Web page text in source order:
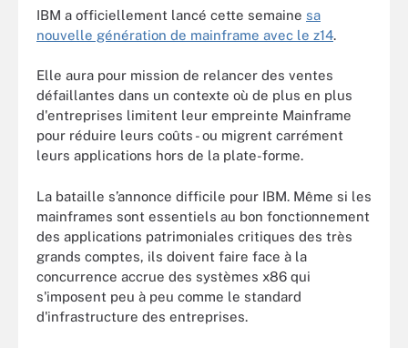
IBM a officiellement lancé cette semaine sa
nouvelle génération de mainframe avec le z14.
Elle aura pour mission de relancer des ventes
défaillantes dans un contexte où de plus en plus
d'entreprises limitent leur empreinte Mainframe
pour réduire leurs coûts - ou migrent carrément
leurs applications hors de la plate-forme.
La bataille s’annonce difficile pour IBM. Même si les
mainframes sont essentiels au bon fonctionnement
des applications patrimoniales critiques des très
grands comptes, ils doivent faire face à la
concurrence accrue des systèmes x86 qui
s'imposent peu à peu comme le standard
d'infrastructure des entreprises.